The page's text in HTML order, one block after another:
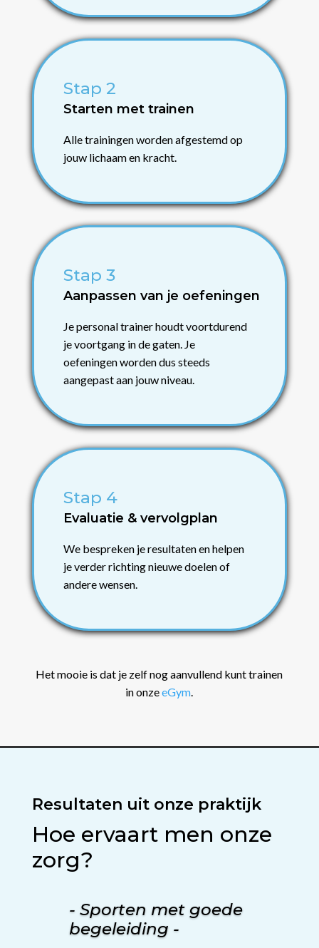
Stap 2
Starten met trainen
Alle trainingen worden afgestemd op
jouw lichaam en kracht.
Stap 3
Aanpassen van je oefeningen
Je personal trainer houdt voortdurend
je voortgang in de gaten. Je
oefeningen worden dus steeds
aangepast aan jouw niveau.
Stap 4
Evaluatie & vervolgplan
We bespreken je resultaten en helpen
je verder richting nieuwe doelen of
andere wensen.
Het mooie is dat je zelf nog aanvullend kunt trainen
in onzeeGym
Resultaten uit onze praktijk
Hoe ervaart men onze
zorg?
- Sporten met goede
begeleiding -